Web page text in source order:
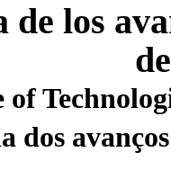
los
dos